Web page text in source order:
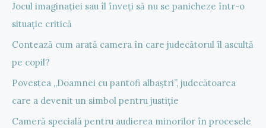
Jocul imaginației sau îl înveți să nu se panicheze într-o
situație critică
Contează cum arată camera în care judecătorul îl ascultă
pe copil?
Povestea „Doamnei cu pantofi albaștri”, judecătoarea
care a devenit un simbol pentru justiție
Cameră specială pentru audierea minorilor în procesele